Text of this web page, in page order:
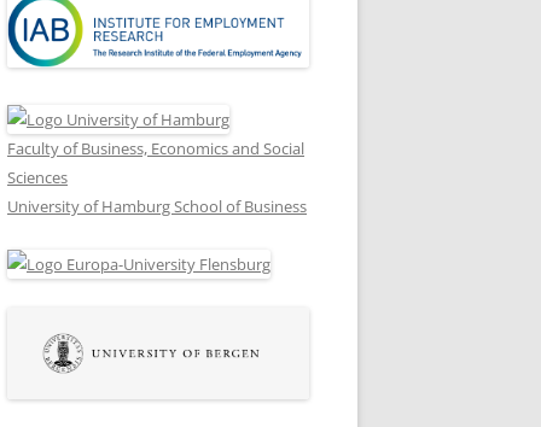
Faculty of Business, Economics and Social
Sciences
University of Hamburg School of Business